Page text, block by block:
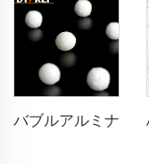
バブルアルミナ